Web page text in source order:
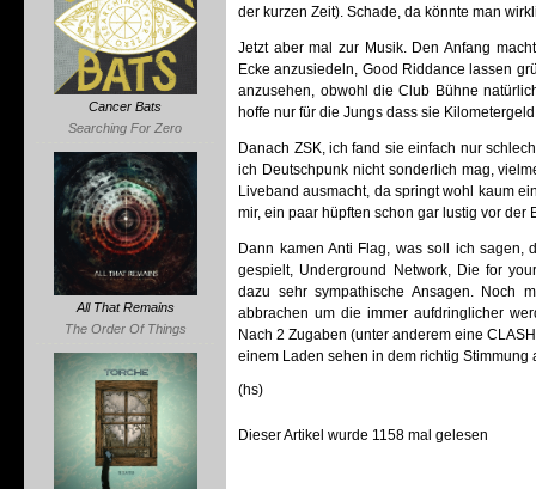
Cancer Bats
Searching For Zero
All That Remains
The Order Of Things
der kurzen Zeit). Schade, da könnte man
Jetzt aber mal zur Musik. Den Anfang
Ecke anzusiedeln, Good Riddance lassen
anzusehen, obwohl die Club Bühne
hoffe nur für die Jungs dass sie
Danach ZSK, ich fand sie einfach nur
ich Deutschpunk nicht sonderlich mag,
Liveband ausmacht, da springt wohl kaum
mir, ein paar hüpften schon gar lustig vor der
Dann kamen Anti Flag, was soll ich sagen,
gespielt, Underground Network, Die for
dazu sehr sympathische Ansagen. Noch
abbrachen um die immer aufdringlicher
Nach 2 Zugaben (unter anderem eine
einem Laden sehen in dem richtig Stimmung
(hs)
Dieser Artikel wurde 1158 mal gelesen